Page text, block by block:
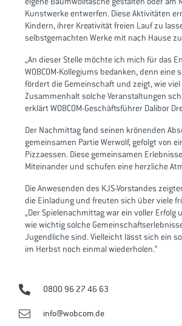
Kunstwerke entwerfen. Diese Aktivitäten
Kindern, ihrer Kreativität freien Lauf zu
selbstgemachten Werke mit nach Hause
„An dieser Stelle möchte ich mich für das
WOBCOM-Kollegiums bedanken, denn eine
fördert die Gemeinschaft und zeigt, wie viel
Zusammenhalt solche Veranstaltungen
erklärt WOBCOM-Geschäftsführer Dalibor
Der Nachmittag fand seinen krönenden
gemeinsamen Partie Werwolf, gefolgt von
Pizzaessen. Diese gemeinsamen
Miteinander und schufen eine herzliche
Die Anwesenden des KJS-Vorstandes
die Einladung und freuten sich über viele
„Der Spielenachmittag war ein voller Erfolg
wie wichtig solche
Jugendliche sind. Vielleicht lässt sich ein
im Herbst noch einmal wiederholen.“
0800 96 27 46 63
info@wobcom.de